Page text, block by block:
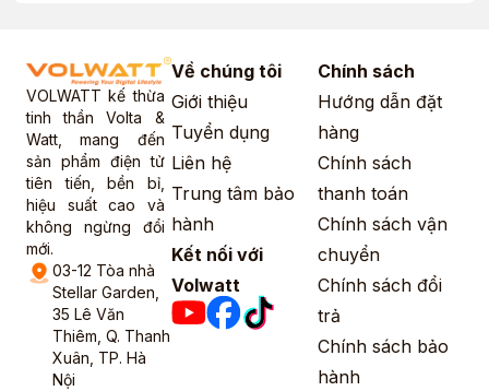
VOLWATT kế thừa
tinh thần Volta &
Watt, mang đến
sản phẩm điện tử
tiên tiến, bền bỉ,
hiệu suất cao và
không ngừng đổi
mới.
03-12 Tòa nhà
Stellar Garden,
35 Lê Văn
Thiêm, Q. Thanh
Xuân, TP. Hà
Nội
Về chúng tôi
Giới thiệu
Tuyển dụng
Liên hệ
Trung tâm bảo
hành
Kết nối với
Volwatt
Chính sách
Hướng dẫn đặt
hàng
Chính sách
thanh toán
Chính sách vận
chuyển
Chính sách đổi
trả
Chính sách bảo
hành